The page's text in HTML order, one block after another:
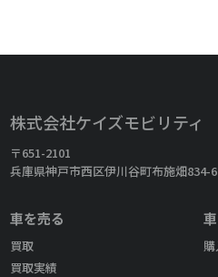
株式会社ケイズモビリティ
〒651-2101
兵庫県神戸市西区伊川谷町布施畑834-
車を売る
買取
買取実績
購